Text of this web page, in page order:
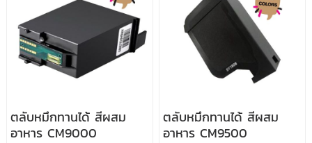
ตลับหมึกทานได้ สีผสม
อาหาร CM9000
ตลับหมึกทานได้ สีผสม
อาหาร CM9500